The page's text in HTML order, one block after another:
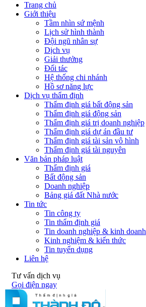
Trang chủ
Giới thiệu
Tầm nhìn sứ mệnh
Lịch sử hình thành
Đội ngũ nhân sự
Dịch vụ
Giải thưởng
Đối tác
Hệ thống chi nhánh
Hồ sơ năng lực
Dịch vụ thẩm định
Thẩm định giá bất động sản
Thẩm định giá động sản
Thẩm định giá trị doanh nghiệp
Thẩm định giá dự án đầu tư
Thẩm định giá tài sản vô hình
Thẩm định giá tài nguyên
Văn bản pháp luật
Thẩm định giá
Bất động sản
Doanh nghiệp
Bảng giá đất Nhà nước
Tin tức
Tin công ty
Tin thẩm định giá
Tin doanh nghiệp & kinh doanh
Kinh nghiệm & kiến thức
Tin tuyển dụng
Liên hệ
Tư vấn dịch vụ
Gọi điện ngay